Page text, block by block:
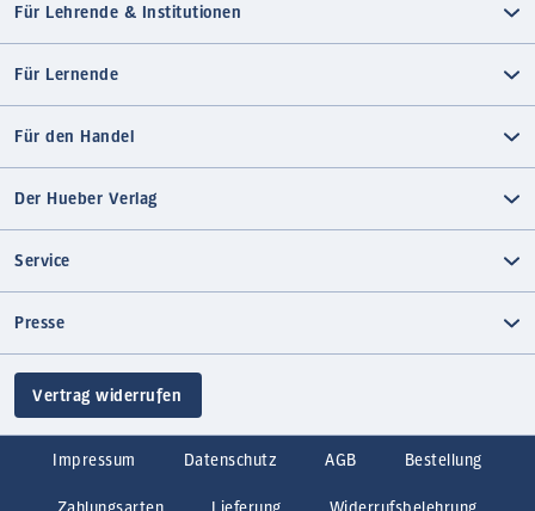
Für Lehrende & Institutionen
Für Lernende
Für den Handel
Der Hueber Verlag
Service
Presse
Vertrag widerrufen
Impressum Datenschutz AGB Bestellung